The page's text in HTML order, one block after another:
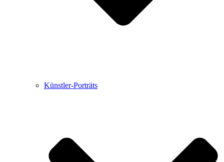
Marc Peschke – Out of The Länd
Buchtipps von Uli Rothfuss
Künstler-Porträts